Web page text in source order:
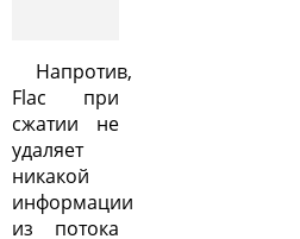
Напротив,
Flac при
сжатии не
удаляет
никакой
информации
из потока